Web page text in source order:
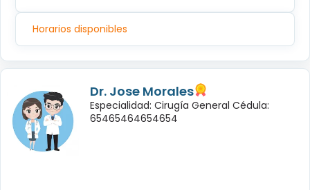
Horarios disponibles
Dr. Jose Morales
Especialidad: Cirugía General Cédula:
65465464654654